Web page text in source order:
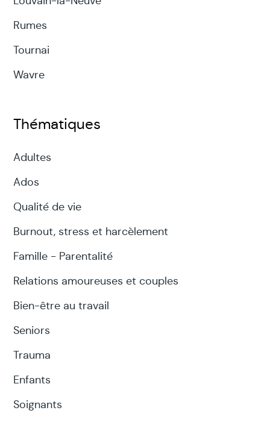
Rumes
Tournai
Wavre
Thématiques
Adultes
Ados
Qualité de vie
Burnout, stress et harcèlement
Famille - Parentalité
Relations amoureuses et couples
Bien-être au travail
Seniors
Trauma
Enfants
Soignants